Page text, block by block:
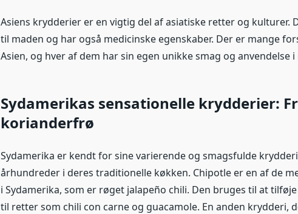
Asiens krydderier er en vigtig del af asiatiske retter og kulturer.
til maden og har også medicinske egenskaber. Der er mange
Asien, og hver af dem har sin egen unikke smag og anvendelse
Sydamerikas sensationelle krydderier:
korianderfrø
Sydamerika er kendt for sine varierende og smagsfulde
århundreder i deres traditionelle køkken. Chipotle er en af de
i Sydamerika, som er røget jalapeño chili. Den bruges til at
til retter som chili con carne og guacamole. En anden krydderi,